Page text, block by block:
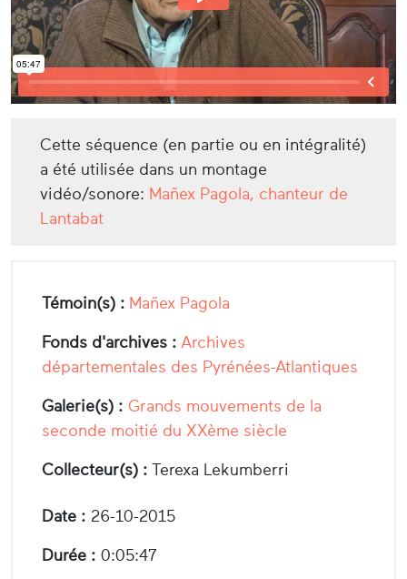
Cette séquence (en partie ou en intégralité)
a été utilisée dans un montage
vidéo/sonore: Mañex Pagola, chanteur de
Lantabat
Témoin(s) : Mañex Pagola
Fonds d'archives : Archives
départementales des Pyrénées-Atlantiques
Galerie(s) : Grands mouvements de la
seconde moitié du XXème siècle
Collecteur(s) : Terexa Lekumberri
Date : 26-10-2015
Durée : 0:05:47